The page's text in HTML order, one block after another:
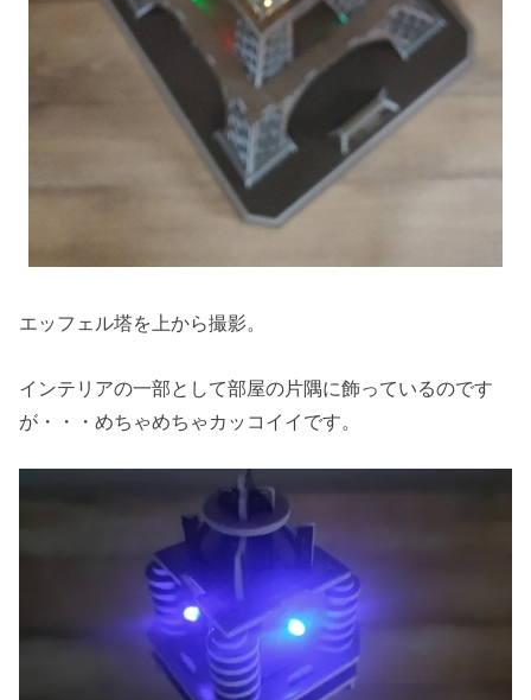
エッフェル塔を上から撮影。
インテリアの一部として部屋の片隅に飾っているのです
が・・・めちゃめちゃカッコイイです。